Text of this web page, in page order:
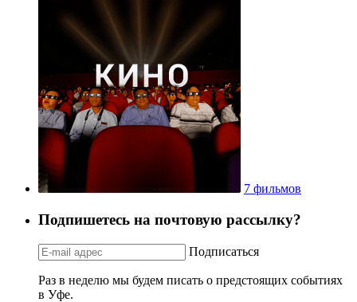
7 фильмов
Подпишетесь на почтовую рассылку?
Подписаться
Раз в неделю мы будем писать о предстоящих событиях
в Уфе.